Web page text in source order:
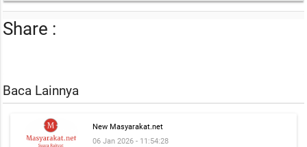
Share :
Baca Lainnya
New Masyarakat.net
06 Jan 2026 - 11:54:28